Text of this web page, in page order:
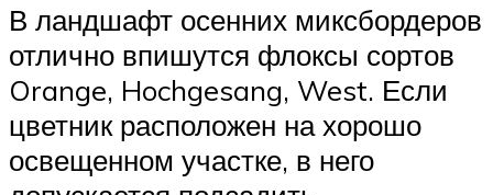
В ландшафт осенних миксбордеров
отлично впишутся флоксы сортов
Orange, Hochgesang, West. Если
цветник расположен на хорошо
освещенном участке, в него